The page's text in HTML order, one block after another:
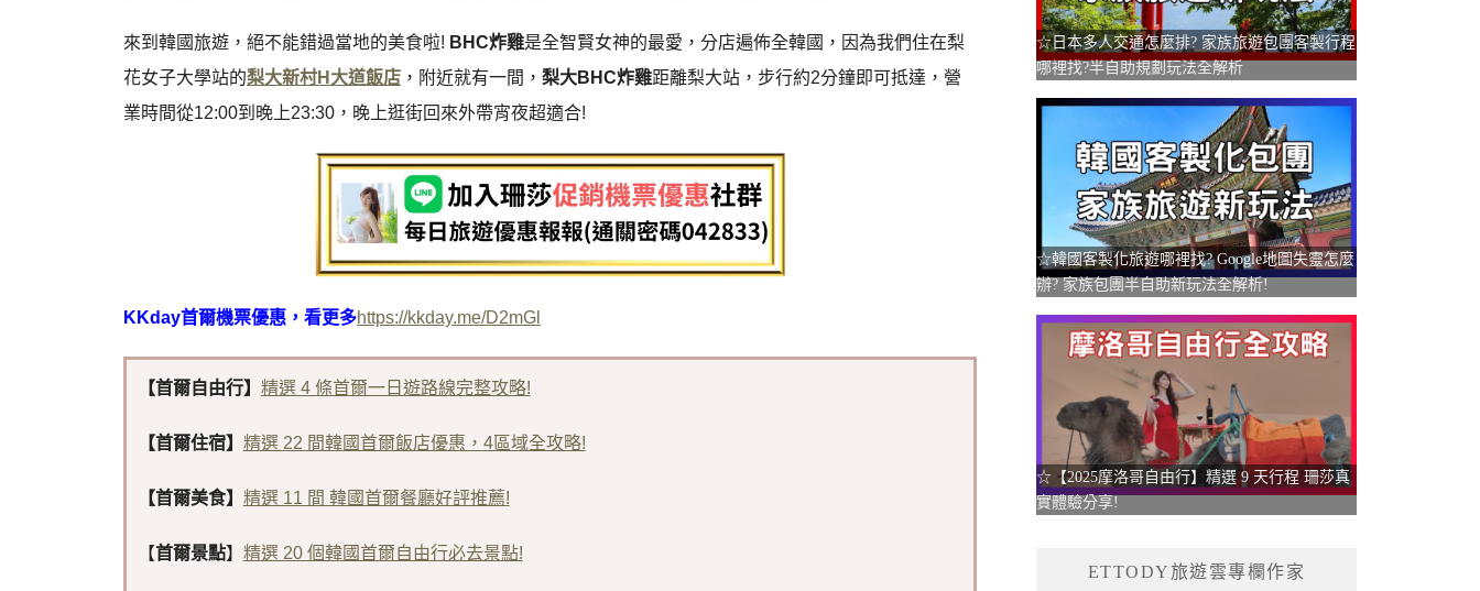
來到韓國旅遊，絕不能錯過當地的美食啦! BHC炸雞是全智賢女神的最愛，分店遍佈全韓國，因為我們住在梨
花女子大學站的梨大新村H大道飯店 ，附近就有一間， 梨大BHC炸雞距離梨大站，步行約2分鐘即可抵達，營
業時間從12:00到晚上23:30，晚上逛街回來外帶宵夜超適合!
KKday首爾機票優惠，看更多https://kkday.me/D2mGl
【首爾自由行】 精選 4 條首爾一日遊路線完整攻略!
【首爾住宿】 精選 22 間韓國首爾飯店優惠，4區域全攻略!
【首爾美食】 精選 11 間 韓國首爾餐廳好評推薦!
【首爾景點】 精選 20 個韓國首爾自由行必去景點!
☆日本多人交通怎麼排? 家族旅遊包團客製行程
哪裡找?半自助規劃玩法全解析
☆韓國客製化旅遊哪裡找? Google地圖失靈怎麼
辦? 家族包團半自助新玩法全解析!
☆【2025摩洛哥自由行】精選 9 天行程 珊莎真
實體驗分享!
ETTODY旅遊雲專欄作家